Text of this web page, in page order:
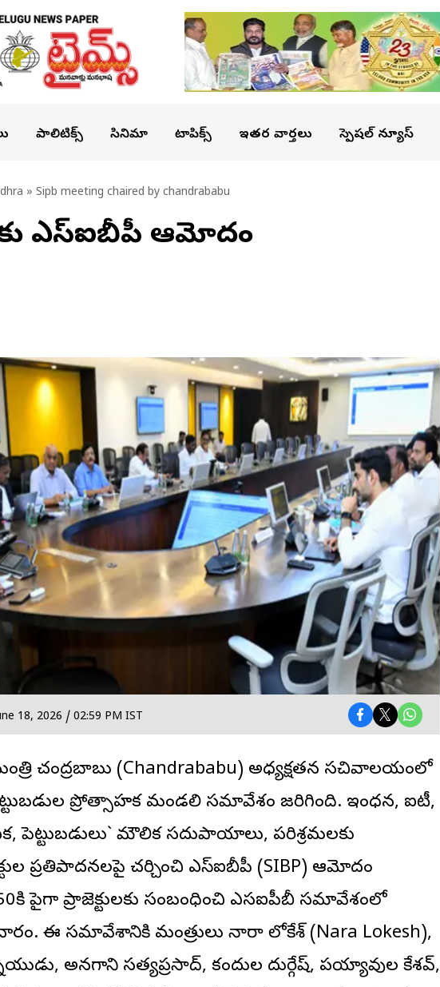
పాలిటిక్స్ సినిమా టాపిక్స్ ఇతర వార్తలు స్పెషల్ న్యూస్
» Sipb meeting chaired by chandrababu
ఎస్ఐబీపీ ఆమోదం
18, 2026 / 02:59 PM IST
చంద్రబాబు (Chandrababu) అధ్యక్షతన సచివాలయంలో
ప్రోత్సాహక మండలి సమావేశం జరిగింది. ఇంధన, ఐటీ,
పెట్టుబడులు` మౌలిక సదుపాయాలు, పరిశ్రమలకు
ప్రతిపాదనలపై చర్చించి ఎస్ఐబీపీ (SIBP) ఆమోదం
పైగా ప్రాజెక్టులకు సంబంధించి ఎసఐపీబీ సమావేశంలో
ఈ సమావేశానికి మంత్రులు నారా లోకేశ్ (Nara Lokesh),
అనగాని సత్యప్రసాద్, కందుల దుర్గేష్, పయ్యావుల కేశవ్,